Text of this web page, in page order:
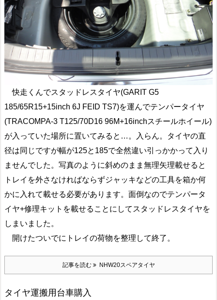
快走くんでスタッドレスタイヤ(GARIT G5
185/65R15+15inch 6J FEID TS7)を運んでテンパータイヤ
(TRACOMPA-3 T125/70D16 96M+16inchスチールホイール)
が入っていた場所に置いてみると…。入らん。タイヤの直
径は同じですが幅が125と185で全然違い引っかかって入り
ませんでした。写真のように斜めのまま無理矢理載せると
トレイを外さなければならずジャッキなどの工具を箱か何
かに入れて載せる必要があります。面倒なのでテンパータ
イヤ+修理キットを載せることにしてスタッドレスタイヤを
しまいました。
開けたついでにトレイの荷物を整理して終了。
記事を読む NHW20スペアタイヤ
タイヤ運搬用台車購入